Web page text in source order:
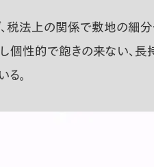
法上の関係で敷地の細分
個性的で飽きの来ない、
。